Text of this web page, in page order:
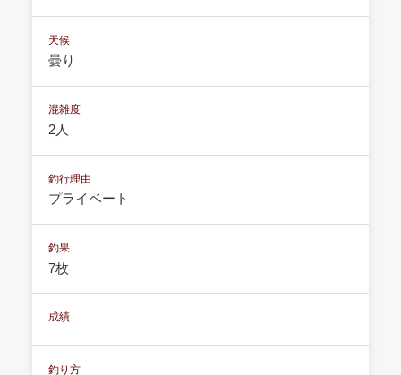
天候
曇り
混雑度
2人
釣行理由
プライベート
釣果
7枚
成績
釣り方